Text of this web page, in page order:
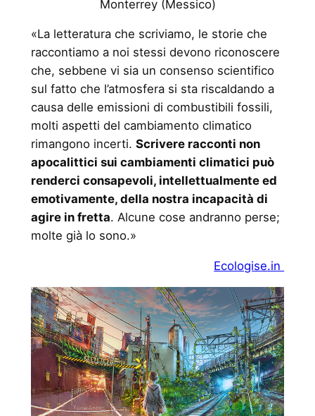
Monterrey (Messico)
«La letteratura che scriviamo, le storie che
raccontiamo a noi stessi devono riconoscere
che, sebbene vi sia un consenso scientifico
sul fatto che l’atmosfera si sta riscaldando a
causa delle emissioni di combustibili fossili,
molti aspetti del cambiamento climatico
rimangono incerti. Scrivere racconti non
apocalittici sui cambiamenti climatici può
renderci consapevoli, intellettualmente ed
emotivamente, della nostra incapacità di
agire in fretta. Alcune cose andranno perse;
molte già lo sono.»
Ecologise.in